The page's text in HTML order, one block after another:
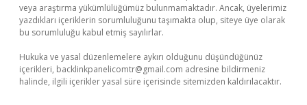
veya araştırma yükümlülüğümüz bulunmamaktadır. Ancak, üyelerimiz
yazdıkları içeriklerin sorumluluğunu taşımakta olup, siteye üye olarak
bu sorumluluğu kabul etmiş sayılırlar.
Hukuka ve yasal düzenlemelere aykırı olduğunu düşündüğünüz
içerikleri, backlinkpanelicomtr@gmail.com adresine bildirmeniz
halinde, ilgili içerikler yasal süre içerisinde sitemizden kaldırılacaktır.